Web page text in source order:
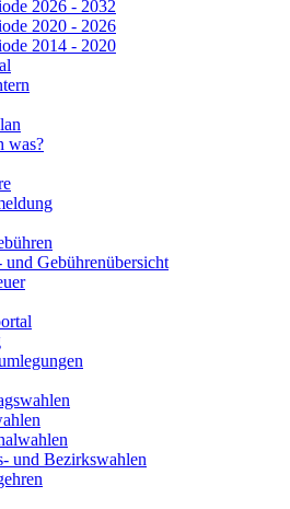
2026 - 2032
2020 - 2026
2014 - 2020
was?
und Gebührenübersicht
und Bezirkswahlen